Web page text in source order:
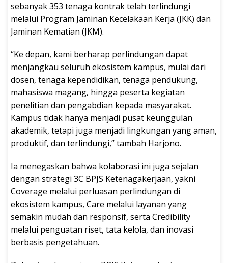
sebanyak 353 tenaga kontrak telah terlindungi
melalui Program Jaminan Kecelakaan Kerja (JKK) dan
Jaminan Kematian (JKM).
“Ke depan, kami berharap perlindungan dapat
menjangkau seluruh ekosistem kampus, mulai dari
dosen, tenaga kependidikan, tenaga pendukung,
mahasiswa magang, hingga peserta kegiatan
penelitian dan pengabdian kepada masyarakat.
Kampus tidak hanya menjadi pusat keunggulan
akademik, tetapi juga menjadi lingkungan yang aman,
produktif, dan terlindungi,” tambah Harjono.
Ia menegaskan bahwa kolaborasi ini juga sejalan
dengan strategi 3C BPJS Ketenagakerjaan, yakni
Coverage melalui perluasan perlindungan di
ekosistem kampus, Care melalui layanan yang
semakin mudah dan responsif, serta Credibility
melalui penguatan riset, tata kelola, dan inovasi
berbasis pengetahuan.